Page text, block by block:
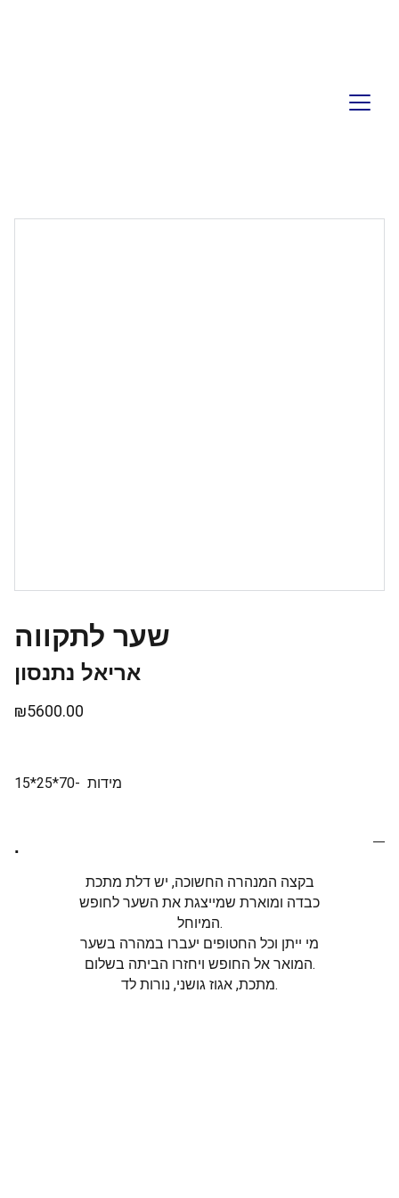
שער לתקווה
אריאל נתנסון
₪5600.00
מידות -70*25*15
.
בקצה המנהרה החשוכה, יש דלת מתכת
כבדה ומוארת שמייצגת את השער לחופש
המיוחל.
מי ייתן וכל החטופים יעברו במהרה בשער
המואר אל החופש ויחזרו הביתה בשלום.
מתכת, אגוז גושני, נורות לד.